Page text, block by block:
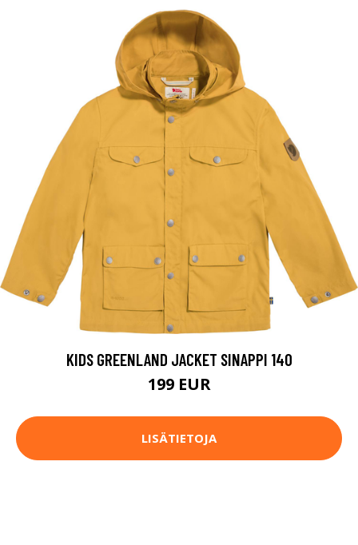
KIDS GREENLAND JACKET SINAPPI 140
199 EUR
LISÄTIETOJA